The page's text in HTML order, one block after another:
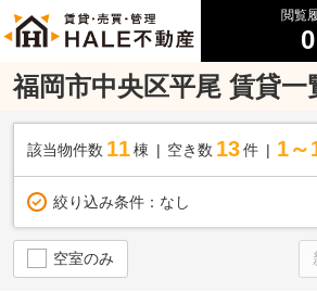
閲覧
0
福岡市中央区平尾 賃貸一
該当物件数 11棟 空き数 13 件 1～
絞り込み条件： なし
空室のみ